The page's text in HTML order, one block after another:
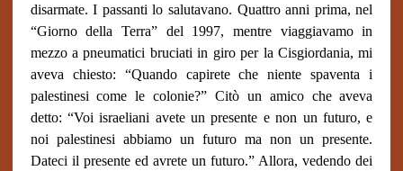
disarmate. I passanti lo salutavano. Quattro anni prima, nel
“Giorno della Terra” del 1997, mentre viaggiavamo in
mezzo a pneumatici bruciati in giro per la Cisgiordania, mi
aveva chiesto: “Quando capirete che niente spaventa i
palestinesi come le colonie?” Citò un amico che aveva
detto: “Voi israeliani avete un presente e non un futuro, e
noi palestinesi abbiamo un futuro ma non un presente.
Dateci il presente ed avrete un futuro.” Allora, vedendo dei